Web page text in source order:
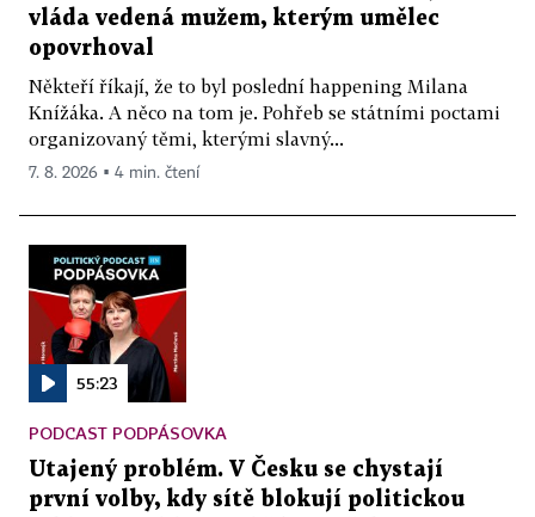
vláda vedená mužem, kterým umělec
opovrhoval
Někteří říkají, že to byl poslední happening Milana
Knížáka. A něco na tom je. Pohřeb se státními poctami
organizovaný těmi, kterými slavný...
7. 8. 2026 ▪ 4 min. čtení
55:23
PODCAST PODPÁSOVKA
Utajený problém. V Česku se chystají
první volby, kdy sítě blokují politickou